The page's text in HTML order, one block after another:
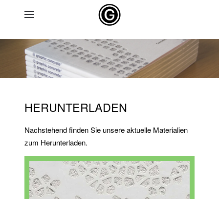
HERUNTERLADEN
Nachstehend finden Sie unsere aktuelle Materialien
zum Herunterladen.